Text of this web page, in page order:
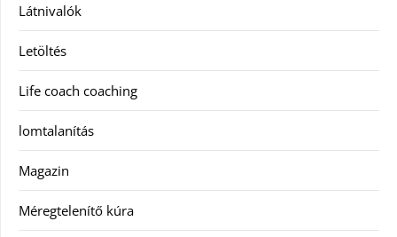
Látnivalók
Letöltés
Life coach coaching
lomtalanítás
Magazin
Méregtelenítő kúra